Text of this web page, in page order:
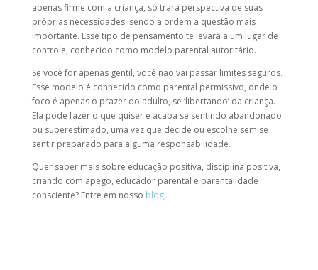
apenas firme com a criança, só trará perspectiva de suas
próprias necessidades, sendo a ordem a questão mais
importante. Esse tipo de pensamento te levará a um lugar de
controle, conhecido como modelo parental autoritário.
Se você for apenas gentil, você não vai passar limites seguros.
Esse modelo é conhecido como parental permissivo, onde o
foco é apenas o prazer do adulto, se ‘libertando’ da criança.
Ela pode fazer o que quiser e acaba se sentindo abandonado
ou superestimado, uma vez que decide ou escolhe sem se
sentir preparado para alguma responsabilidade.
Quer saber mais sobre educação positiva, disciplina positiva,
criando com apego, educador parental e parentalidade
consciente? Entre em nosso blog.